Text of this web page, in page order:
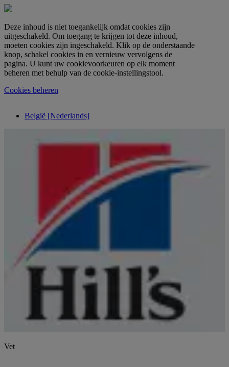
Deze inhoud is niet toegankelijk omdat cookies zijn
uitgeschakeld. Om toegang te krijgen tot deze inhoud,
moeten cookies zijn ingeschakeld. Klik op de onderstaande
knop, schakel cookies in en vernieuw vervolgens de
pagina. U kunt uw cookievoorkeuren op elk moment
beheren met behulp van de cookie-instellingstool.
Cookies beheren
België [Nederlands]
Vet